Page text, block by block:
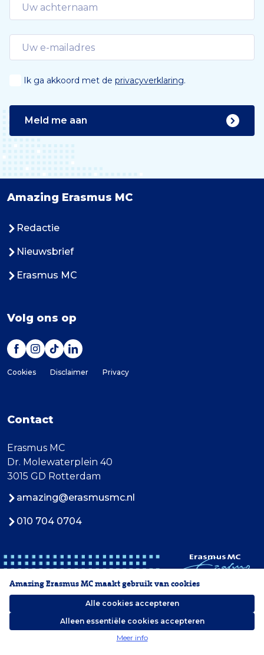
Ik ga akkoord met de privacyverklaring.
Meld me aan
Amazing Erasmus MC
Redactie
Nieuwsbrief
Erasmus MC
Volg ons op
Cookies Disclaimer Privacy
Contact
Erasmus MC
Dr. Molewaterplein 40
3015 GD Rotterdam
amazing@erasmusmc.nl
010 704 0704
2026 Erasmus MC
Amazing Erasmus MC maakt gebruik van cookies
Alle cookies accepteren
Alleen essentiële cookies accepteren
Meer info